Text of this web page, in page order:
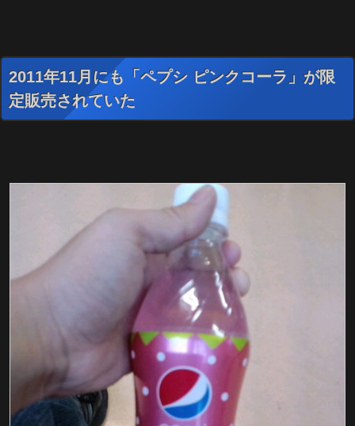
2011年11月にも「ペプシ ピンクコーラ」が限
定販売されていた